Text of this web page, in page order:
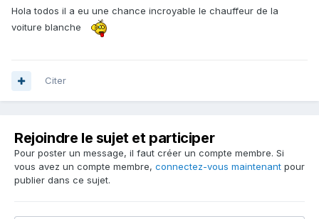
Hola todos il a eu une chance incroyable le chauffeur de la
voiture blanche
Citer
Rejoindre le sujet et participer
Pour poster un message, il faut créer un compte membre. Si
vous avez un compte membre, connectez-vous maintenant pour
publier dans ce sujet.